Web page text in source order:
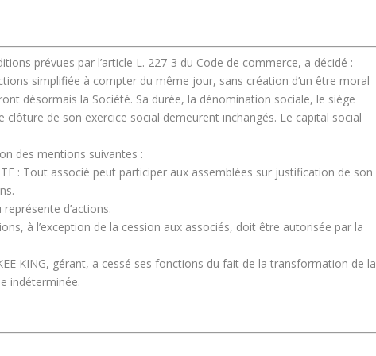
prévues par l’article L. 227-3 du Code de commerce, a décidé :
simplifiée à compter du même jour, sans création d’un être moral
désormais la Société. Sa durée, la dénomination sociale, le siège
clôture de son exercice social demeurent inchangés. Le capital social
des mentions suivantes :
: Tout associé peut participer aux assemblées sur justification de son
d’actions.
à l’exception de la cession aux associés, doit être autorisée par la
KING, gérant, a cessé ses fonctions du fait de la transformation de la
indéterminée.